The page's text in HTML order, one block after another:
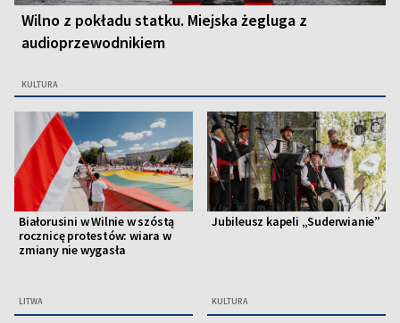
Wilno z pokładu statku. Miejska żegluga z
audioprzewodnikiem
KULTURA
Białorusini w Wilnie w szóstą
rocznicę protestów: wiara w
zmiany nie wygasła
LITWA
Jubileusz kapeli „Suderwianie”
KULTURA